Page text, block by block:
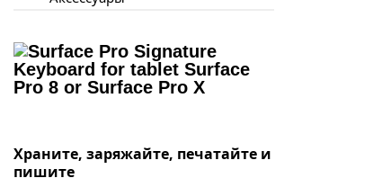
Храните, заряжайте, печатайте и
пишите